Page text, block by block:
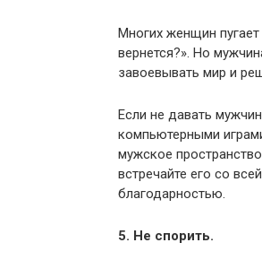
Многих женщин
вернется?». Но
завоевывать мир и
Если не давать
компьютерными
мужское
встречайте его со
благодарностью.
5. Не спорить.